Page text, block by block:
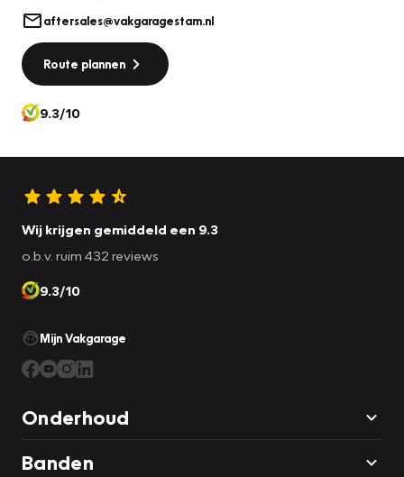
aftersales@vakgaragestam.nl
Route plannen
9.3/10
Wij krijgen gemiddeld een 9.3
o.b.v. ruim 432 reviews
9.3/10
Mijn Vakgarage
Onderhoud
Banden